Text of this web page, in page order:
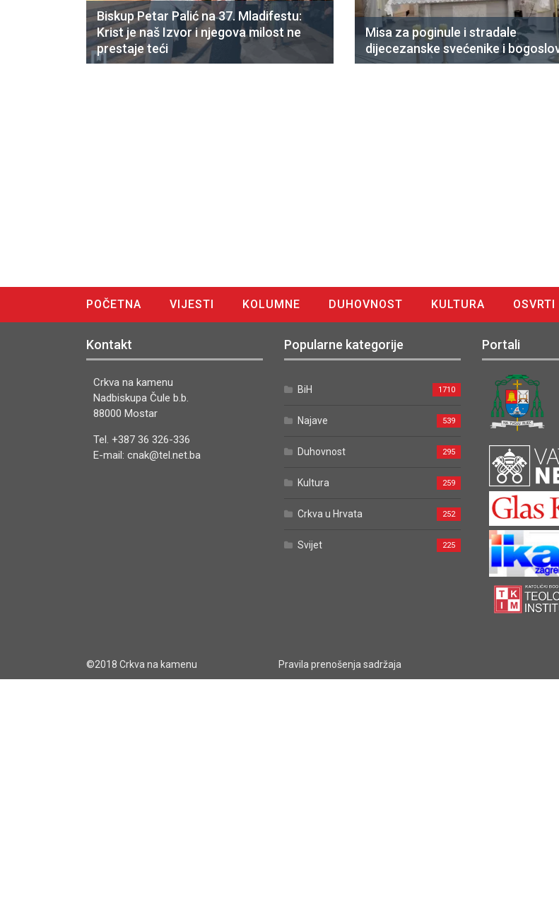
Biskup Petar Palić na 37. Mladifestu:
Krist je naš Izvor i njegova milost ne
prestaje teći
Misa za poginule i stradale
dijecezanske svećenike i
POČETNA VIJESTI KOLUMNE DUHOVNOST KULTURA OSVRTI
Kontakt
Crkva na kamenu
Nadbiskupa Čule b.b.
88000 Mostar
Tel. +387 36 326-336
E-mail: cnak@tel.net.ba
Popularne kategorije
BiH 1710
Najave 539
Duhovnost 295
Kultura 259
Crkva u Hrvata 252
Svijet 225
Portali
©2018 Crkva na kamenu Pravila prenošenja sadržaja